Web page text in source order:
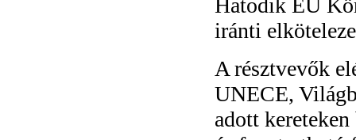
Hatodik EU
iránti
A résztvevők
UNECE,
adott